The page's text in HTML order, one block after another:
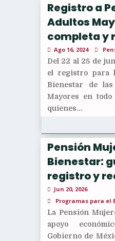
Registro a
Adultos
completa y
Ago 16, 2024
Del 22 al 28 de
el registro para
Bienestar de
Mayores en
quienes...
Pensión
Bienestar:
registro y
Jun 20, 2026
Programas para el
La Pensión
apoyo
Gobierno de